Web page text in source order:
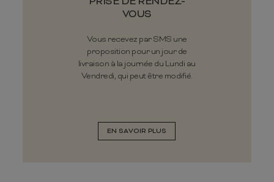
VOUS
Vous recevez par SMS une
proposition pour un jour de
livraison à la journée du Lundi au
Vendredi, qui peut être modifié.
EN SAVOIR PLUS